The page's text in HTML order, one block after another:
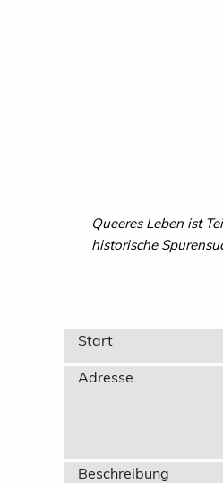
Queeres Leben ist
historische
Start
Adresse
Beschreibung